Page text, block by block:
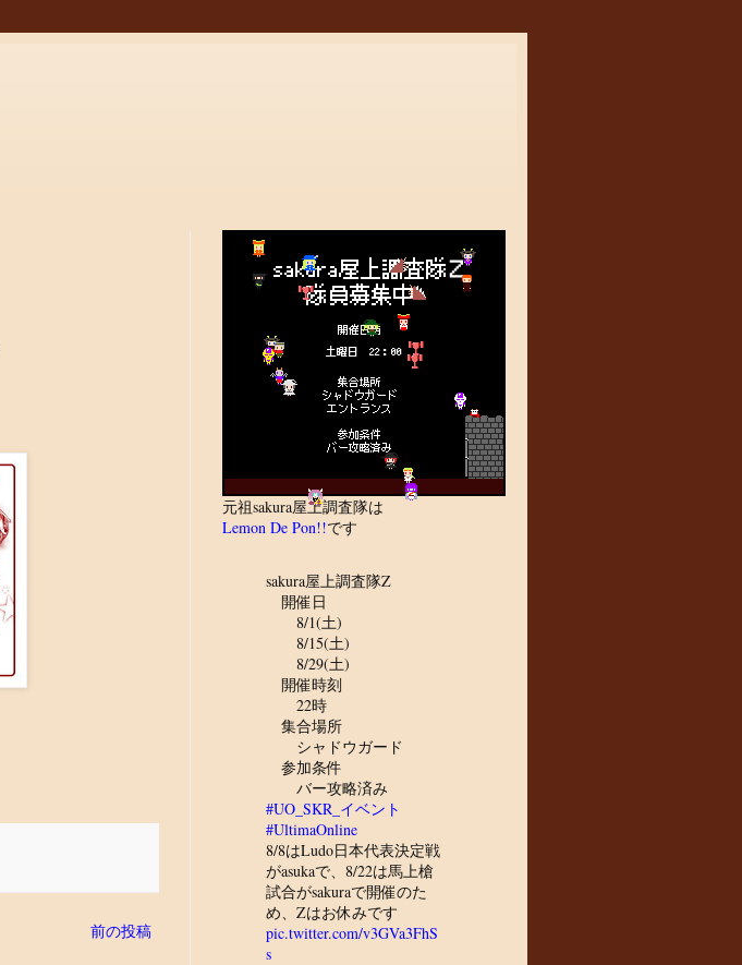
前の投稿
元祖sakura屋上調査隊は
Lemon De Pon!!です
sakura屋上調査隊Z
開催日
8/1(土)
8/15(土)
8/29(土)
開催時刻
22時
集合場所
シャドウガード
参加条件
バー攻略済み
#UO_SKR_イベント
#UltimaOnline
8/8はLudo日本代表決定戦
がasukaで、8/22は馬上槍
試合がsakuraで開催のた
め、Zはお休みです
pic.twitter.com/v3GVa3FhS
s